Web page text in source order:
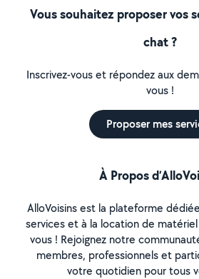
Vous souhaitez proposer vos
chat ?
Inscrivez-vous et répondez aux
vous !
Proposer mes
À Propos
AlloVoisins est la plateforme
services et à la location de
vous ! Rejoignez notre
membres, professionnels et
votre quotidien pour tous